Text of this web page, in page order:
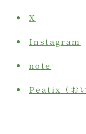
X
Instagram
note
Peatix（お